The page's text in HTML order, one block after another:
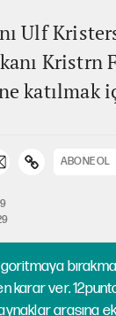
Ulf
Kristrn
katılmak
ABONE OL
karar ver.
arasına